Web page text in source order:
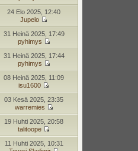
24 Elo 2025, 12:40
Jupelo
31 Heinä 2025, 17:49
pyhimys
31 Heinä 2025, 17:44
pyhimys
08 Heinä 2025, 11:09
isu1600
03 Kesä 2025, 23:35
warremies
19 Huhti 2025, 20:58
talitoope
11 Huhti 2025, 10:31